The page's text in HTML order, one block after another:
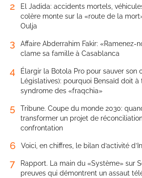
2
El Jadida: accidents mortels,
colère monte sur la «route de la
Oulja
3
Affaire Abderrahim Fakir: «Ramenez-
clame sa famille à Casablanca
4
Élargir la Botola Pro pour sauver son
Législatives): pourquoi Bensaïd doit
syndrome des «fraqchia»
5
Tribune. Coupe du monde 2030:
transformer un projet de
confrontation
6 Voici, en chiffres, le bilan d’activité
7
Rapport. La main du «Système» sur
preuves qui démontrent un assaut